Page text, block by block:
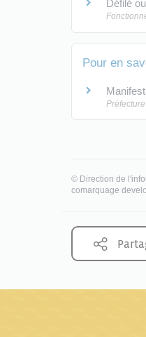
Défilé
Pour en
© Direction de
comarquage